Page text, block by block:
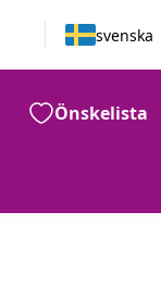
svenska
Önskelista
kr